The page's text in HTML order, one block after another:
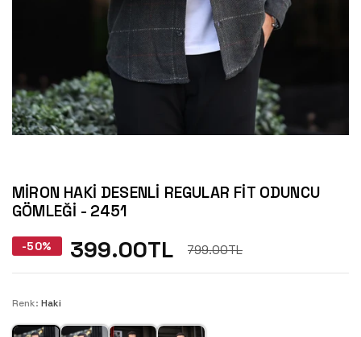
MIRON HAKI DESENLI REGULAR FIT ODUNCU
GÖMLEĞI - 2451
-50% 399.00TL 799.00TL
Renk: Haki